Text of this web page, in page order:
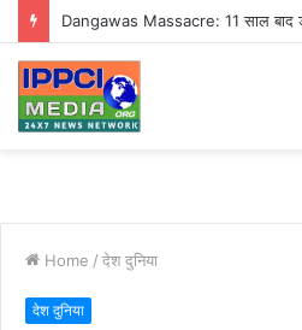
Home / देश दुनिया
देश दुनिया